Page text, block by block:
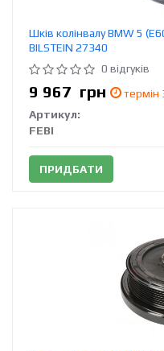
Шків колінвалу BMW 5
BILSTEIN 27340
0 відгуків
9 967 грн
термін
Артикул:
FEBI
ПРИДБАТИ